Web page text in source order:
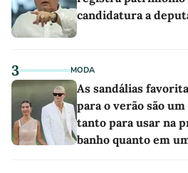
candidatura a
3 MODA
As sandálias
para o verão são
tanto para usar na
banho quanto em